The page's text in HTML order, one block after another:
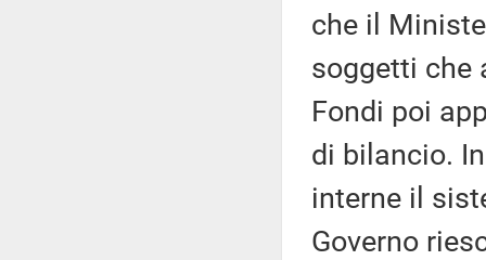
che il
soggetti che
Fondi poi
di bilancio.
interne il
Governo